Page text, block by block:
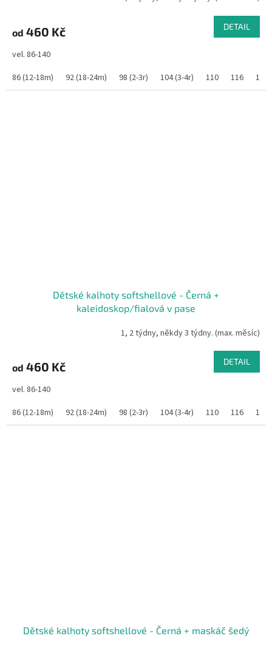
od 460 Kč DETAIL
vel. 86-140
86 (12-18m)
92 (18-24m) 98 (2-3r) 104 (3-4r) 110 116 122
Dětské kalhoty softshellové - Černá +
kaleidoskop/fialová v pase
1, 2 týdny, někdy 3 týdny. (max. měsíc)
od 460 Kč DETAIL
vel. 86-140
86 (12-18m)
92 (18-24m) 98 (2-3r) 104 (3-4r) 110 116 122
Dětské kalhoty softshellové - Černá + maskáč šedý